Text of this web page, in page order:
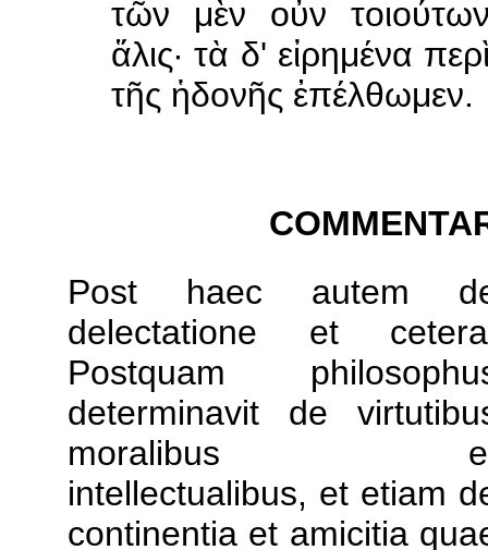
τῶν μὲν οὖν
ἅλις· τὰ δ' εἰρημένα
τῆς ἡδονῆς ἐπέλθωμεν.
Post haec autem
delectatione et
Postquam
determinavit de
moralibus
intellectualibus, et etiam
continentia et amicitia